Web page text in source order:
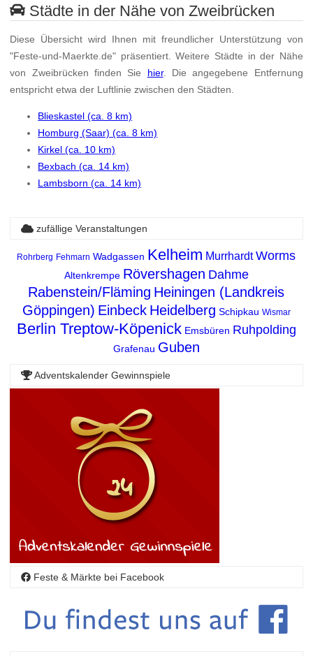
Städte in der Nähe von Zweibrücken
Diese Übersicht wird Ihnen mit freundlicher Unterstützung von
"Feste-und-Maerkte.de" präsentiert. Weitere Städte in der Nähe
von Zweibrücken finden Sie hier. Die angegebene Entfernung
entspricht etwa der Luftlinie zwischen den Städten.
Blieskastel (ca. 8 km)
Homburg (Saar) (ca. 8 km)
Kirkel (ca. 10 km)
Bexbach (ca. 14 km)
Lambsborn (ca. 14 km)
zufällige Veranstaltungen
Rohrberg Fehmarn Wadgassen Kelheim Murrhardt Worms
Altenkrempe Rövershagen Dahme
Rabenstein/Fläming Heiningen (Landkreis
Göppingen) Einbeck Heidelberg Schipkau Wismar
Berlin Treptow-Köpenick Emsbüren Ruhpolding
Grafenau Guben
Adventskalender Gewinnspiele
Feste & Märkte bei Facebook